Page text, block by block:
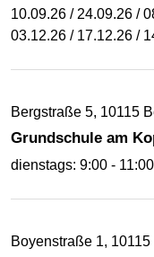
10.09.26 / 24.09.26 /
03.12.26 / 17.12.26 /
Bergstraße 5, 10115
Grundschule am
dienstags: 9:00 -
Boyenstraße 1, 10115